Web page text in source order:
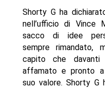
Shorty G ha
nell’ufficio di Vince
sacco di idee
sempre rimandato,
capito che
affamato e pronto
suo valore. Shorty G